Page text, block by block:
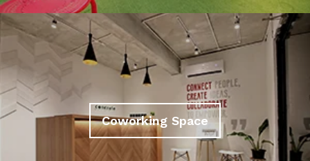
Coworking Space